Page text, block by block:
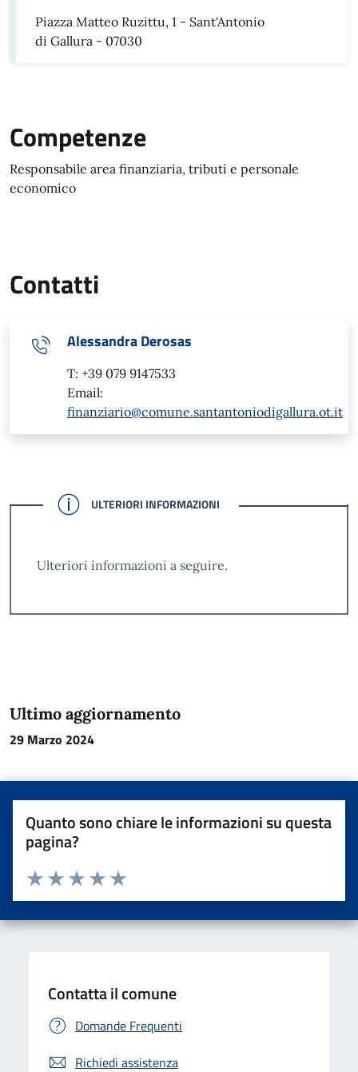
Piazza Matteo Ruzittu, 1 - Sant'Antonio
di Gallura - 07030
Competenze
Responsabile area finanziaria, tributi e personale
economico
Contatti
Alessandra Derosas
T: +39 079 9147533
Email:
finanziario@comune.santantoniodigallura.ot.it
CONFERMATO
ULTERIORI INFORMAZIONI
Ulteriori informazioni a seguire.
Ultimo aggiornamento
29 Marzo 2024
Quanto sono chiare le informazioni su questa
pagina?
Valuta da 1 a 5 stelle la pagina
Valuta 5 stelle su 5
Valuta 4 stelle su 5
Valuta 3 stelle su 5
Valuta 2 stelle su 5
Valuta una stella su 5
Contatta il comune
Domande Frequenti
Richiedi assistenza